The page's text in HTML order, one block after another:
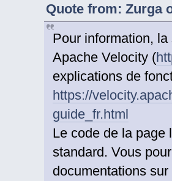
Quote from: Zurga
Pour information,
Apache Velocity (
explications de
https://
guide_fr.html
Le code de la page
standard. Vous
documentations